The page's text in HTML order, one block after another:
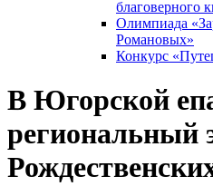
благоверного
Олимпиада
Романовых»
Конкурс
В Югорской
региональный